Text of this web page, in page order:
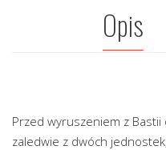
Opis
Przed wyruszeniem z Bastii
zaledwie z dwóch